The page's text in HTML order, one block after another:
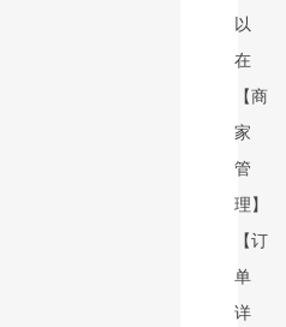
以
在
【商
家
管
理】
【订
单
详